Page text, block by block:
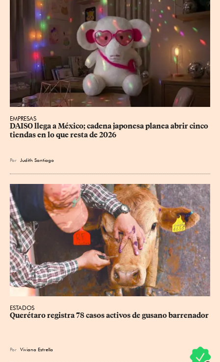
EMPRESAS
DAISO llega a México; cadena japonesa planea abrir cinco
tiendas en lo que resta de 2026
Por Judith Santiago
ESTADOS
Querétaro registra 78 casos activos de gusano barrenador
Por Viviana Estrella